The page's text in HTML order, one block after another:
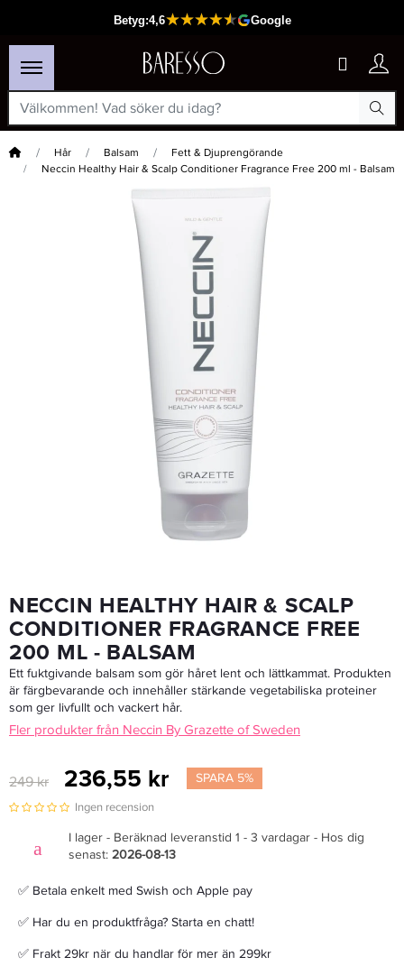
Hem Hår Balsam
Fett & Djuprengörande
Neccin Healthy Hair & Scalp Conditioner Fragrance Free 200 ml - Balsam
Passar din varukorg
Grazette Neccin Shampoo Fragrance Free 250ml - Schampo
229 kr
LÄGG I VARUKORGEN
NECCIN HEALTHY HAIR & SCALP
CONDITIONER FRAGRANCE FREE
200 ML - BALSAM
Ett fuktgivande balsam som gör håret lent och lättkammat. Produkten
är färgbevarande och innehåller stärkande vegetabiliska proteiner
som ger livfullt och vackert hår.
Fler produkter från Neccin By Grazette of Sweden
249 kr 236,55 kr SPARA 5%
Ingen recension
I lager - Beräknad leveranstid 1 - 3 vardagar - Hos dig
senast: 2026-08-13
✅ Betala enkelt med Swish och Apple pay
✅ Har du en produktfråga? Starta en chatt!
✅ Frakt 29kr när du handlar för mer än 299kr